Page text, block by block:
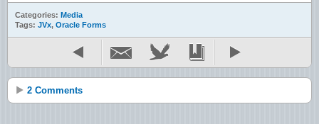
Categories: Media
Tags: JVx, Oracle Forms
2 Comments